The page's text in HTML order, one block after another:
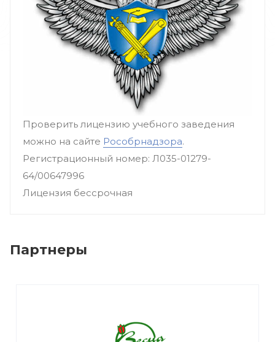
Проверить лицензию учебного заведения
можно на сайте Рособрнадзора.
Регистрационный номер: Л035-01279-
64/00647996
Лицензия бессрочная
Партнеры